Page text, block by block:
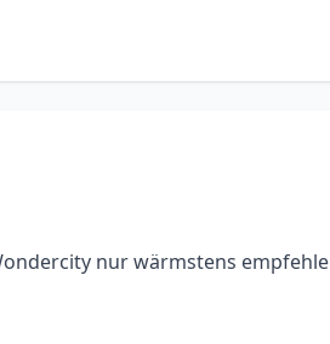
nur wärmstens